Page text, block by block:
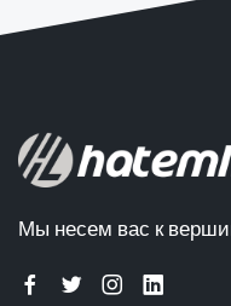
Мы несем вас к